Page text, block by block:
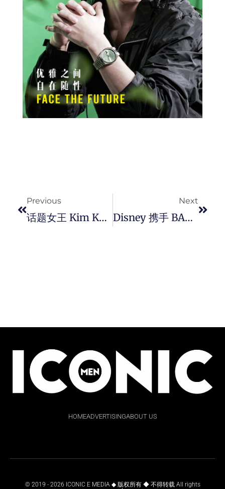
Previous
话题女王 Kim Kardashian 为 2024 巴黎奥运、残奥会所打造的 SKIMS For Team USA 全新联名限定系列。
Next
Disney 携手 BALMAIN 庆祝《 狮子王 》动画电影上映三十周年推出由创意总监 Olivier Rousteing 设计的限定系列， 充分展露电影的核心意义和非洲精神。
HOMEADVERTISINGABOUT US
© 2019 - 2026 ICONIC E MEDIA ◆ 版权所有 ◆ 不得转载 All rights